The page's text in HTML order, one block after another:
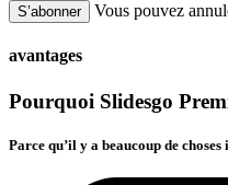
S’abonner Vous pouvez
avantages
Pourquoi Slidesgo
Parce qu’il y a beaucoup de